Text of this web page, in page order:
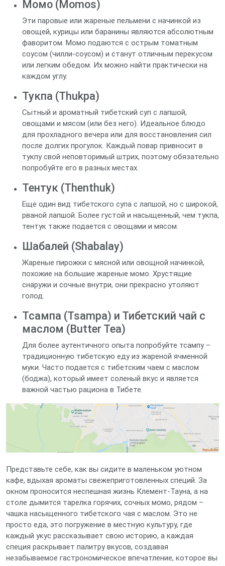
Момо (Momos)
Эти паровые или жареные пельмени с начинкой из
овощей, курицы или баранины являются абсолютным
фаворитом. Момо подаются с острым томатным
соусом (чилли-соусом) и станут отличным перекусом
или легким обедом. Их можно найти практически на
каждом углу.
Тукпа (Thukpa)
Сытный и ароматный тибетский суп с лапшой,
овощами и мясом (или без него). Идеальное блюдо
для прохладного вечера или для восстановления сил
после долгих прогулок. Каждый повар привносит в
тукпу свой неповторимый штрих, поэтому обязательно
попробуйте его в разных местах.
Тентук (Thenthuk)
Еще один вид тибетского супа с лапшой, но с широкой,
рваной лапшой. Более густой и насыщенный, чем тукпа,
тентук также подается с овощами и мясом.
Шабалей (Shabalay)
Жареные пирожки с мясной или овощной начинкой,
похожие на большие жареные момо. Хрустящие
снаружи и сочные внутри, они прекрасно утоляют
голод.
Тсампа (Tsampa) и Тибетский чай с
маслом (Butter Tea)
Для более аутентичного опыта попробуйте тсампу –
традиционную тибетскую еду из жареной ячменной
муки. Часто подается с тибетским чаем с маслом
(боджа), который имеет соленый вкус и является
важной частью рациона в Тибете.
Представьте себе, как вы сидите в маленьком уютном
кафе, вдыхая ароматы свежеприготовленных специй. За
окном проносится неспешная жизнь Клемент-Тауна, а на
столе дымится тарелка горячих, сочных момо, рядом –
чашка насыщенного тибетского чая с маслом. Это не
просто еда, это погружение в местную культуру, где
каждый укус рассказывает свою историю, а каждая
специя раскрывает палитру вкусов, создавая
незабываемое гастрономическое впечатление, которое вы